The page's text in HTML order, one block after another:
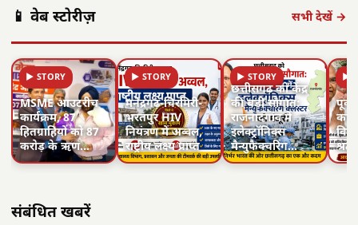
📱 वेब स्टोरीज़ सभी देखें →
▶ STORY
MSME आउटरीच
कार्यक्रम, 87
हितग्राहियों को 87
करोड़ के ऋण…
▶ STORY
मनेंद्रगढ़-चिरमिरी-
भरतपुर HIV
नियंत्रण में अव्वल,
राष्ट्रीय लक्ष्य प्राप्त
▶ STORY
छत्तीसगढ़ को केंद्र
की बड़ी सौगात:
राजनांदगांव में
इलेक्ट्रॉनिक्स
मैन्युफैक्चरिंग…
▶
पूर्व
का
संबंधित खबरें